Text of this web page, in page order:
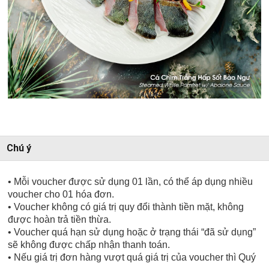
Chú ý
• Mỗi voucher được sử dụng 01 lần, có thể áp dụng nhiều
voucher cho 01 hóa đơn.
• Voucher không có giá trị quy đổi thành tiền mặt, không
được hoàn trả tiền thừa.
• Voucher quá hạn sử dụng hoặc ở trạng thái “đã sử dụng”
sẽ không được chấp nhận thanh toán.
• Nếu giá trị đơn hàng vượt quá giá trị của voucher thì Quý